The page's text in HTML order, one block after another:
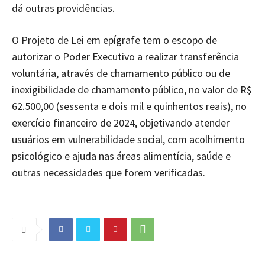
dá outras providências.
O Projeto de Lei em epígrafe tem o escopo de
autorizar o Poder Executivo a realizar transferência
voluntária, através de chamamento público ou de
inexigibilidade de chamamento público, no valor de R$
62.500,00 (sessenta e dois mil e quinhentos reais), no
exercício financeiro de 2024, objetivando atender
usuários em vulnerabilidade social, com acolhimento
psicológico e ajuda nas áreas alimentícia, saúde e
outras necessidades que forem verificadas.